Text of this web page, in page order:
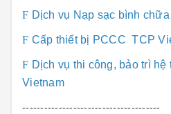
F Dịch vụ Nạp sạc bình
F Cấp thiết bị PCCC TCP
F Dịch vụ thi công, bảo trì
Vietnam
--------------------------------------